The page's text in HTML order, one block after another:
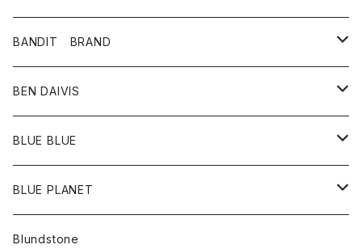
パンツ
靴
革ジャケット
アクセサリー
バッグ
ポーチ
BANDIT BRAND
トップス
Ｔシャツ
BEN DAIVIS
ポトム
パンツ
BLUE BLUE
アウター
カーディガン
アクセサリー
BLUE PLANET
サングラス
Blundstone